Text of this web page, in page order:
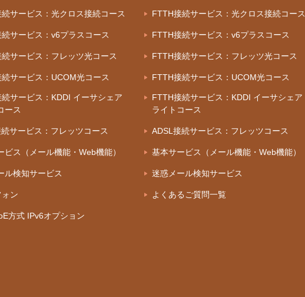
サービス：光クロス接続コース
サービス：v6プラスコース
サービス：フレッツ光コース
サービス：UCOM光コース
サービス：KDDI イーサシェア
ース
サービス：フレッツコース
ビス（メール機能・Web機能）
ル検知サービス
ン
方式 IPv6オプション
FTTH接続サービス：光クロス接続コース
FTTH接続サービス：v6プラスコース
FTTH接続サービス：フレッツ光コース
FTTH接続サービス：UCOM光コース
FTTH接続サービス：KDDI イーサシェア
ライトコース
ADSL接続サービス：フレッツコース
基本サービス（メール機能・Web機能）
迷惑メール検知サービス
よくあるご質問一覧